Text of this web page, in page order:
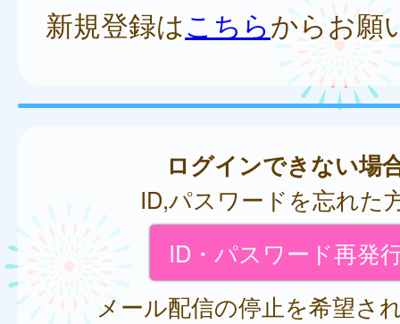
新規登録はこちらからお願
ログインできない場
ID,パスワードを忘れた
ID・パスワード再発
メール配信の停止を希望さ